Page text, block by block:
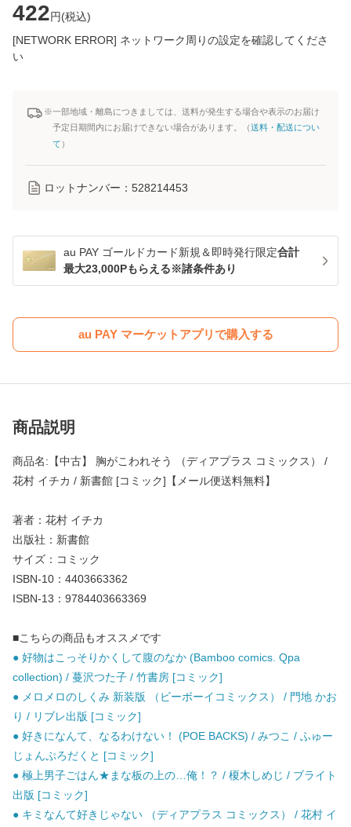
422円(税込)
[NETWORK ERROR] ネットワーク周りの設定を確認してくださ
い
※一部地域・離島につきましては、送料が発生する場合や表示のお届け
予定日期間内にお届けできない場合があります。（送料・配送につい
て ）
ロットナンバー： 528214453
au PAY ゴールドカード新規＆即時発行限定合計
最大23,000Pもらえる※諸条件あり
au PAY マーケットアプリで購入する
商品説明
商品名:【中古】 胸がこわれそう （ディアプラス コミックス） /
花村 イチカ / 新書館 [コミック]【メール便送料無料】
著者：花村 イチカ
出版社：新書館
サイズ：コミック
ISBN-10：4403663362
ISBN-13：9784403663369
■こちらの商品もオススメです
● 好物はこっそりかくして腹のなか (Bamboo comics. Qpa
collection) / 蔓沢つた子 / 竹書房 [コミック]
● メロメロのしくみ 新装版 （ビーボーイコミックス） / 門地 かお
り / リブレ出版 [コミック]
● 好きになんて、なるわけない！ (POE BACKS) / みつこ / ふゅー
じょんぷろだくと [コミック]
● 極上男子ごはん★まな板の上の…俺！？ / 榎木しめじ / ブライト
出版 [コミック]
● キミなんて好きじゃない （ディアプラス コミックス） / 花村 イ